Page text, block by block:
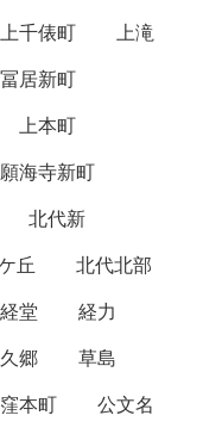
上千俵町
上滝
居新町
上本町
願海寺新町
北代新
丘
北代北部
経堂
経力
久郷
草島
窪本町
公文名